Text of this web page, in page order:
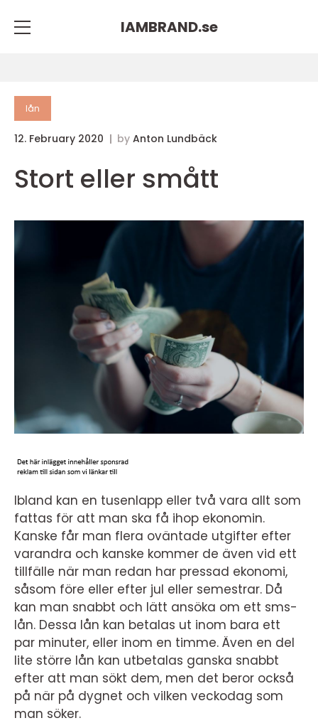
IAMBRAND.se
lån
12. February 2020 by Anton Lundbäck
Stort eller smått
Ibland kan en tusenlapp eller två vara allt som
fattas för att man ska få ihop ekonomin.
Kanske får man flera oväntade utgifter efter
varandra och kanske kommer de även vid ett
tillfälle när man redan har pressad ekonomi,
såsom före eller efter jul eller semestrar. Då
kan man snabbt och lätt ansöka om ett sms-
lån. Dessa lån kan betalas ut inom bara ett
par minuter, eller inom en timme. Även en del
lite större lån kan utbetalas ganska snabbt
efter att man sökt dem, men det beror också
på när på dygnet och vilken veckodag som
man söker.